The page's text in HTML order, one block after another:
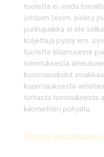
tuotetta ei voida
johtuen (esim. pääsy
purkupaikka ei ole
kuljettaja pysty em.
tuotetta tilaamaanne
toimituksesta
kuormauskulut
kuormauksesta
turhasta toimituksesta
kilometrien pohjalta.
Tiedote